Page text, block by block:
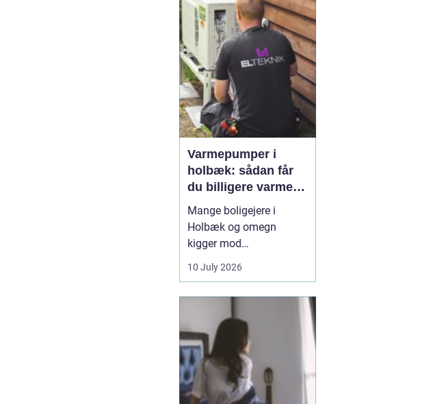
Sygdom, ferie, akutte
indskrivninger eller
komplekse borgersager
presser d...
Varmepumper i
holbæk: sådan får
du billigere varme
og bedre indeklima
Mange boligejere i
Holbæk og omegn
kigger mod
varmepumper for at
sænke varmeregningen
varmepumpe udnytter
energien i luften udenfor
og omdanner den til
varme inde i huset. Det
er en enkel løsning, som
10 July 2026